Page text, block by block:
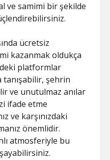
ve samimi bir şekilde
ücretsiz
kazanmak oldukça
platformlar
tanışabilir, şehrin
ve unutulmaz anılar
ifade etme
ve karşınızdaki
önemlidir.
atmosferiyle bu